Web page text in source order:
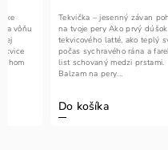
vôňu
Do košíka
Tekvička – jesenný závan
na tvoje pery Ako prvý dúšok
tekvicového latté, ako teplý
počas sychravého rána a
list schovaný medzi prstami.
Balzam na pery...